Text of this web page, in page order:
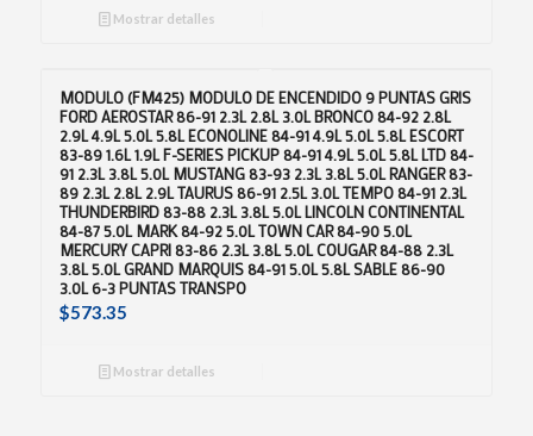
Mostrar detalles
MODULO (FM425) MODULO DE ENCENDIDO 9 PUNTAS GRIS
FORD AEROSTAR 86-91 2.3L 2.8L 3.0L BRONCO 84-92 2.8L
2.9L 4.9L 5.0L 5.8L ECONOLINE 84-91 4.9L 5.0L 5.8L ESCORT
83-89 1.6L 1.9L F-SERIES PICKUP 84-91 4.9L 5.0L 5.8L LTD 84-
91 2.3L 3.8L 5.0L MUSTANG 83-93 2.3L 3.8L 5.0L RANGER 83-
89 2.3L 2.8L 2.9L TAURUS 86-91 2.5L 3.0L TEMPO 84-91 2.3L
THUNDERBIRD 83-88 2.3L 3.8L 5.0L LINCOLN CONTINENTAL
84-87 5.0L MARK 84-92 5.0L TOWN CAR 84-90 5.0L
MERCURY CAPRI 83-86 2.3L 3.8L 5.0L COUGAR 84-88 2.3L
3.8L 5.0L GRAND MARQUIS 84-91 5.0L 5.8L SABLE 86-90
3.0L 6-3 PUNTAS TRANSPO
$573.35
Mostrar detalles